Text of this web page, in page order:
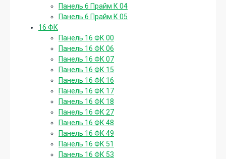
Панель 6 Прайм К 04
Панель 6 Прайм К 05
16 ФК
Панель 16 ФК 00
Панель 16 ФК 06
Панель 16 ФК 07
Панель 16 ФК 15
Панель 16 ФК 16
Панель 16 ФК 17
Панель 16 ФК 18
Панель 16 ФК 27
Панель 16 ФК 48
Панель 16 ФК 49
Панель 16 ФК 51
Панель 16 ФК 53